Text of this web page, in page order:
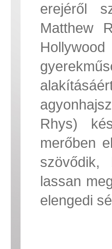
erejéről
Matthew
Rhys)
merőben
szövődik,
lassan
elengedi